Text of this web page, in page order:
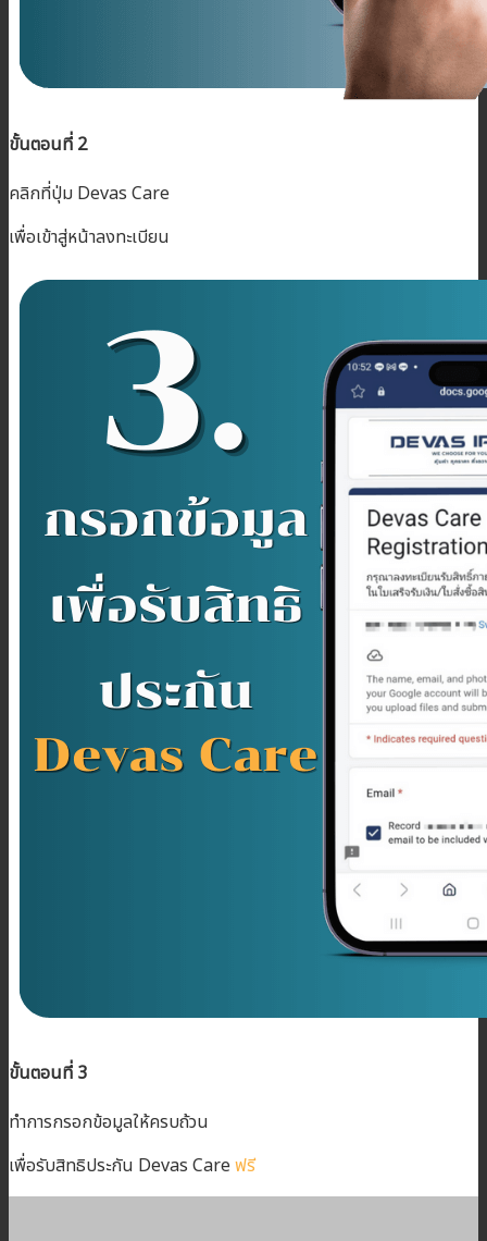
ขั้นตอนที่ 2
คลิกที่ปุ่ม Devas Care
เพื่อเข้าสู่หน้าลงทะเบียน
ขั้นตอนที่ 3
ทำการกรอกข้อมูลให้ครบถ้วน
เพื่อรับสิทธิประกัน Devas Careฟรี